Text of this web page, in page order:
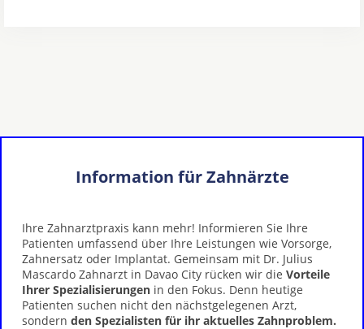
Information für Zahnärzte
Ihre Zahnarztpraxis kann mehr! Informieren Sie Ihre
Patienten umfassend über Ihre Leistungen wie Vorsorge,
Zahnersatz oder Implantat. Gemeinsam mit Dr. Julius
Mascardo Zahnarzt in Davao City rücken wir die Vorteile
Ihrer Spezialisierungen in den Fokus. Denn heutige
Patienten suchen nicht den nächstgelegenen Arzt,
sondern den Spezialisten für ihr aktuelles Zahnproblem.